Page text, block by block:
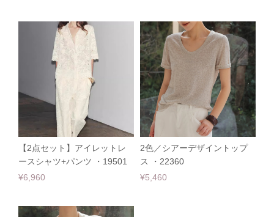
【2点セット】アイレットレ
ースシャツ+パンツ ・19501
¥6,960
2色／シアーデザイントップ
ス ・22360
¥5,460